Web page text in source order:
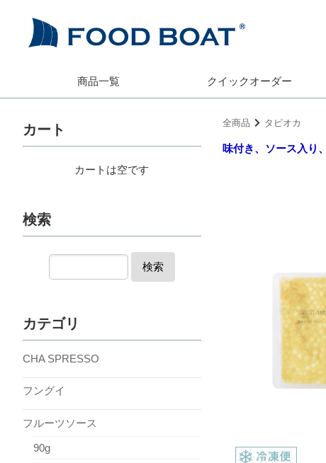
商品一覧 クイックオーダー
全商品 タピオカ
味付き、ソース入り
カート
カートは空です
検索
検索
カテゴリ
CHA SPRESSO
フングイ
フルーツソース
90g